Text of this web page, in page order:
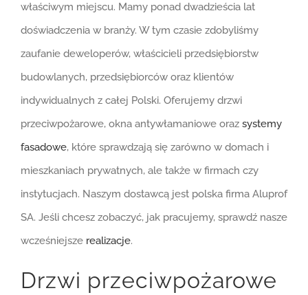
właściwym miejscu. Mamy ponad dwadzieścia lat
doświadczenia w branży. W tym czasie zdobyliśmy
zaufanie deweloperów, właścicieli przedsiębiorstw
budowlanych, przedsiębiorców oraz klientów
indywidualnych z całej Polski. Oferujemy drzwi
przeciwpożarowe, okna antywłamaniowe oraz systemy
fasadowe, które sprawdzają się zarówno w domach i
mieszkaniach prywatnych, ale także w firmach czy
instytucjach. Naszym dostawcą jest polska firma Aluprof
SA. Jeśli chcesz zobaczyć, jak pracujemy, sprawdź nasze
wcześniejsze realizacje.
Drzwi przeciwpożarowe